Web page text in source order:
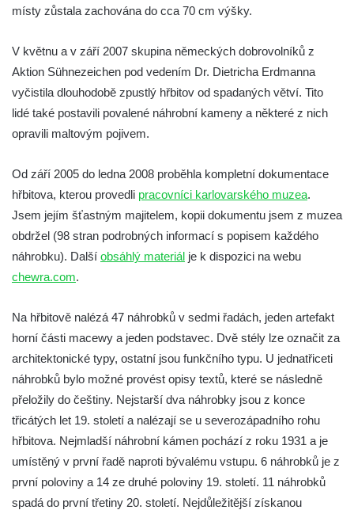
Starý židovský hřbitov v Ústí nad Labem
Židovský hřbitov Most – Souš (Brüx)
Židovský hřbitov Podbořanský Rohozec
(Deutsch Rust či Teutschenrust)
(Rabenstein an der Schnella)
Židovský hřbitov Kynšperk nad Ohří
(Königsberg an der Eger)
Židovský hřbitov Bezdružice (Weseritz)
Starý židovský hřbitov v České Lípě
(Böhmisch Leipa)
Židovský hřbitov Karlovy Vary (Karlsbad)
Židovský hřbitov Město Touškov (Stadt
Tuschkau)
Židovský hřbitov Hluboká nad Vltavou
(Frauenberg)
Židovský hřbitov a synagoga Úštěk
(Auscha)
Židovský hřbitov Český Krumlov (Krummau)
Židovský hřbitov Úbočí (Amonsgrün) pod
místy zůstala zachována do cca 70 cm výšky.
V květnu a v září 2007 skupina německých dobrovolníků z
Aktion Sühnezeichen pod vedením Dr. Dietricha Erdmanna
vyčistila dlouhodobě zpustlý hřbitov od spadaných větví. Tito
lidé také postavili povalené náhrobní kameny a některé z nich
opravili maltovým pojivem.
Od září 2005 do ledna 2008 proběhla kompletní dokumentace
hřbitova, kterou provedli pracovníci karlovarského muzea.
Jsem jejím šťastným majitelem, kopii dokumentu jsem z muzea
obdržel (98 stran podrobných informací s popisem každého
náhrobku). Další obsáhlý materiál je k dispozici na webu
chewra.com.
Na hřbitově nalézá 47 náhrobků v sedmi řadách, jeden artefakt
horní části macewy a jeden podstavec. Dvě stély lze označit za
architektonické typy, ostatní jsou funkčního typu. U jednatřiceti
náhrobků bylo možné provést opisy textů, které se následně
přeložily do češtiny. Nejstarší dva náhrobky jsou z konce
třicátých let 19. století a nalézají se u severozápadního rohu
hřbitova. Nejmladší náhrobní kámen pochází z roku 1931 a je
umístěný v první řadě naproti bývalému vstupu. 6 náhrobků je z
první poloviny a 14 ze druhé poloviny 19. století. 11 náhrobků
spadá do první třetiny 20. století. Nejdůležitější získanou